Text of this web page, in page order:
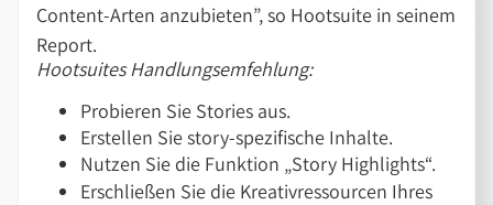
Content-Arten anzubieten”, so Hootsuite in seinem
Report.
Hootsuites Handlungsemfehlung:
Probieren Sie Stories aus.
Erstellen Sie story-spezifische Inhalte.
Nutzen Sie die Funktion „Story Highlights“.
Erschließen Sie die Kreativressourcen Ihres